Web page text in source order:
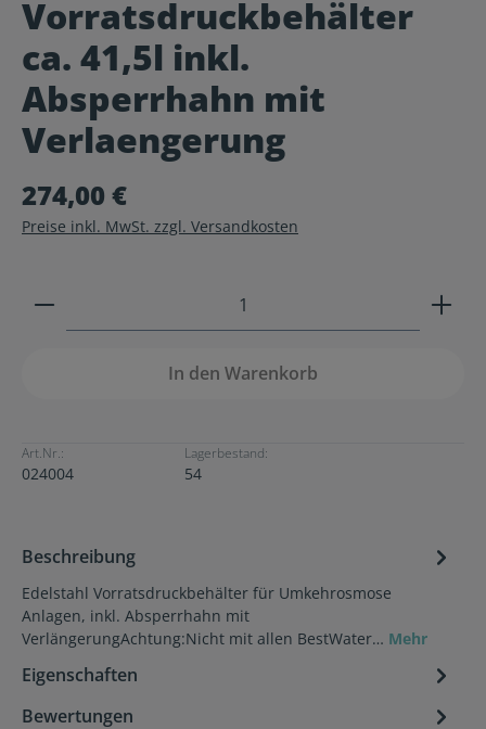
Durchschnittliche Bewertung von 0 von 5 Sternen
Vorratsdruckbehälter
ca. 41,5l inkl.
Absperrhahn mit
Verlaengerung
274,00 €
Preise inkl. MwSt. zzgl. Versandkosten
Produkt Anzahl: Gib den gewünschten Wert ein
In den Warenkorb
Art.Nr.:
024004
Lagerbestand:
54
Beschreibung
Edelstahl Vorratsdruckbehälter für Umkehrosmose
Anlagen, inkl. Absperrhahn mit
VerlängerungAchtung:Nicht mit allen BestWater… Mehr
Eigenschaften
Bewertungen